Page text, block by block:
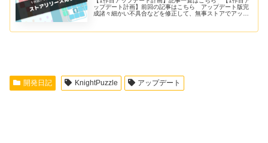
ップデート計画】前回の記事はこちら アップデート版完
成諸々細かい不具合などを修正して、無事ストアでアップ
開発日記 KnightPuzzle アップデート